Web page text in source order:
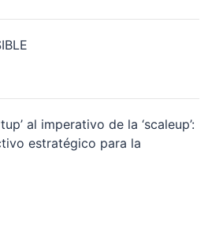
al imperativo de la ‘scaleup’:
estratégico para la